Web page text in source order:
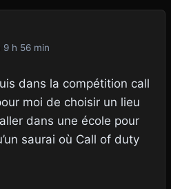
9 h 56 min
dans la compétition call
moi de choisir un lieu
dans une école pour
saurai où Call of duty